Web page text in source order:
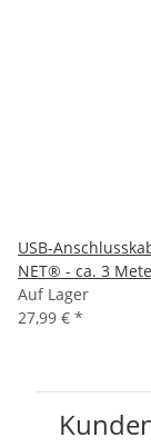
USB-
NET® - ca. 3
Auf Lager
27,99 € *